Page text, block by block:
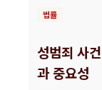
법률
성범죄 사
과 중요성